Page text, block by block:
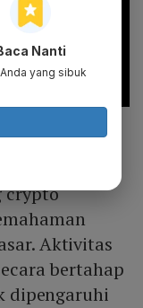
crypto
Aktivitas
bertahap
dipengaruhi
Nanti
yang sibuk